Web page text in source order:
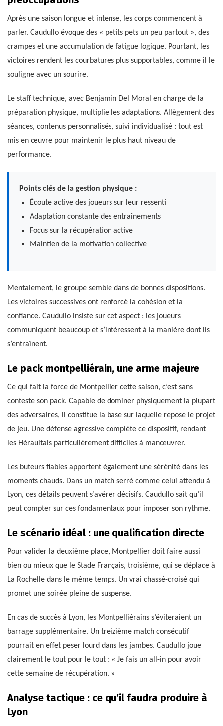
Après une saison longue et intense, les corps commencent à
parler. Caudullo évoque des « petits pets un peu partout », des
crampes et une accumulation de fatigue logique. Pourtant, les
victoires rendent les courbatures plus supportables, comme il le
souligne avec un sourire.
Le staff technique, avec Benjamin Del Moral en charge de la
préparation physique, multiplie les adaptations. Allègement des
séances, contenus personnalisés, suivi individualisé : tout est
mis en œuvre pour maintenir le plus haut niveau de
performance.
Points clés de la gestion physique :
Écoute active des joueurs sur leur ressenti
Adaptation constante des entraînements
Focus sur la récupération active
Maintien de la motivation collective
Mentalement, le groupe semble dans de bonnes dispositions.
Les victoires successives ont renforcé la cohésion et la
confiance. Caudullo insiste sur cet aspect : les joueurs
communiquent beaucoup et s’intéressent à la manière dont ils
s’entraînent.
Le pack montpelliérain, une arme majeure
Ce qui fait la force de Montpellier cette saison, c’est sans
conteste son pack. Capable de dominer physiquement la plupart
des adversaires, il constitue la base sur laquelle repose le projet
de jeu. Une défense agressive complète ce dispositif, rendant
les Héraultais particulièrement difficiles à manœuvrer.
Les buteurs fiables apportent également une sérénité dans les
moments chauds. Dans un match serré comme celui attendu à
Lyon, ces détails peuvent s’avérer décisifs. Caudullo sait qu’il
peut compter sur ces fondamentaux pour imposer son rythme.
Le scénario idéal : une qualification directe
Pour valider la deuxième place, Montpellier doit faire aussi
bien ou mieux que le Stade Français, troisième, qui se déplace à
La Rochelle dans le même temps. Un vrai chassé-croisé qui
promet une soirée pleine de suspense.
En cas de succès à Lyon, les Montpelliérains s’éviteraient un
barrage supplémentaire. Un treizième match consécutif
pourrait en effet peser lourd dans les jambes. Caudullo joue
clairement le tout pour le tout : « Je fais un all-in pour avoir
cette semaine de récupération. »
Analyse tactique : ce qu’il faudra produire à
Lyon